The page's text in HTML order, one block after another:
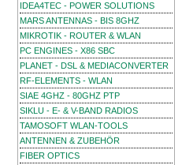
IDEA4TEC - POWER SOLUTIONS
MARS ANTENNAS - BIS 8GHZ
MIKROTIK - ROUTER & WLAN
PC ENGINES - X86 SBC
PLANET - DSL & MEDIACONVERTER
RF-ELEMENTS - WLAN
SIAE 4GHZ - 80GHZ PTP
SIKLU - E- & V-BAND RADIOS
TAMOSOFT WLAN-TOOLS
ANTENNEN & ZUBEHÖR
FIBER OPTICS